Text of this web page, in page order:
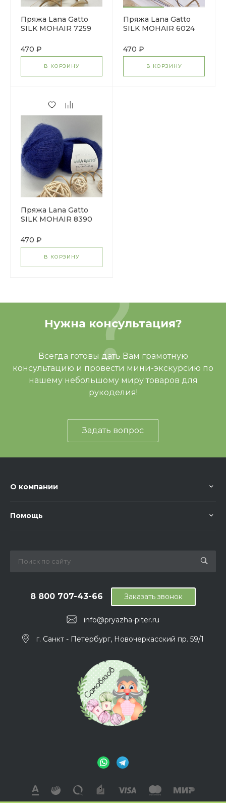
Пряжа Lana Gatto
SILK MOHAIR 7259
470 ₽
В КОРЗИНУ
Пряжа Lana Gatto
SILK MOHAIR 6024
470 ₽
В КОРЗИНУ
Пряжа Lana Gatto
SILK MOHAIR 8390
470 ₽
В КОРЗИНУ
Нужна консультация?
Всегда готовы дать Вам грамотную
консультацию и провести мини-экскурсию по
нашему небольшому миру товаров для
рукоделия!
Задать вопрос
О компании
Помощь
info@pryazha-piter.ru
8 800 707-43-66
г. Санкт - Петербург, Новочеркасский пр. 59/1
Заказать звонок